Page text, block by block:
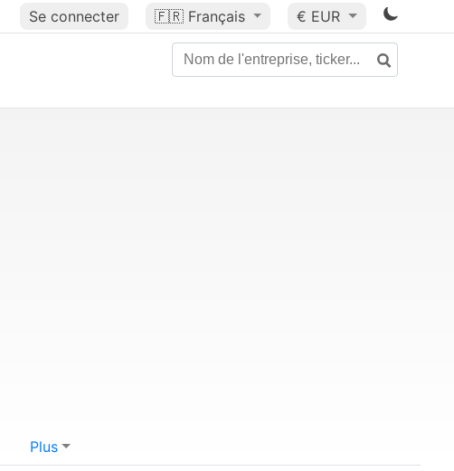
Se connecter 🇫🇷 Français € EUR
Plus